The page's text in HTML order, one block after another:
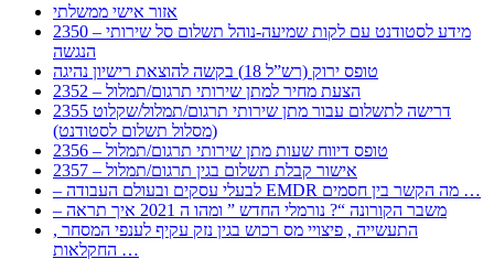
אזור אישי ממשלתי
2350 – מידע לסטודנט עם לקות שמיעה-נוהל תשלום סל שירותי
הנגשה
טופס ירוק (רש”ל 18) בקשה להוצאת רישיון נהיגה
2352 – הצעת מחיר למתן שירותי תרגום/תמלול
2355 דרישה לתשלום עבור מתן שירותי תרגום/תמלול/שקלוט
(מסלול תשלום לסטודנט)
2356 – טופס דיווח שעות מתן שירותי תרגום/תמלול
2357 – אישור קבלת תשלום בגין תרגום/תמלול
– לבעלי עסקים ובעולם העבודה EMDR מה הקשר בין חסמים …
– משבר הקורונה “? נורמלי החדש ” ומהו ה 2021 איך תראה
, התעשייה , פיצויי מס רכוש בגין נזק עקיף לענפי המסחר
החקלאות …